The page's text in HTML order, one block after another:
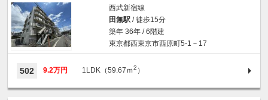
西武新宿線
田無駅/ 徒歩15分
築年 36年 / 6階建
東京都西東京市西原町5-1－17
502 9.2万円 1LDK（59.67ｍ2 ）